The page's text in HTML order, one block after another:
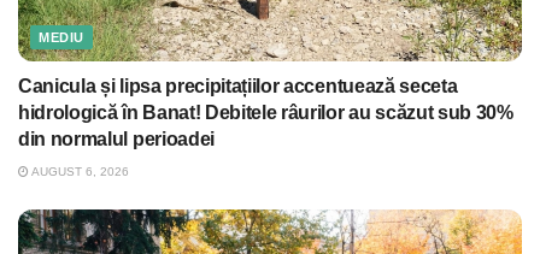
MEDIU
Canicula și lipsa precipitațiilor accentuează seceta
hidrologică în Banat! Debitele râurilor au scăzut sub 30%
din normalul perioadei
AUGUST 6, 2026